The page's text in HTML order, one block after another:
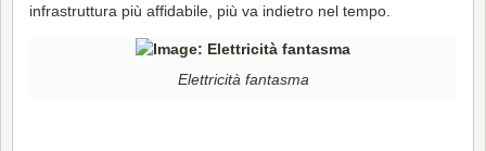
infrastruttura più affidabile, più va indietro nel tempo.
Elettricità fantasma